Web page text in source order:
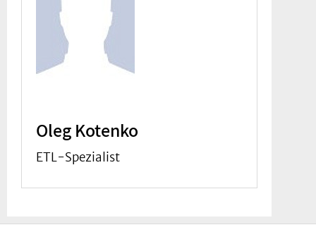
Oleg Kotenko
ETL-Spezialist